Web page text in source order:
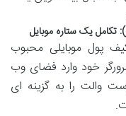
پول موبایلی محبوب
خود وارد فضای وب
والت را به گزینه ای